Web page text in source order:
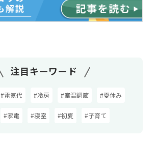
注目キーワード
#電気代 #冷房 #室温調節 #夏休み
#家電 #寝室 #初夏 #子育て